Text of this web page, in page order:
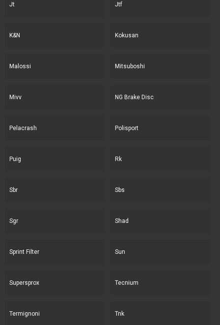
Jt Jtf
K&N Kokusan
Malossi Mitsuboshi
Mivv NG Brake Disc
Pelacrash Polisport
Puig Rk
Sbr Sbs
Sgr Shad
Sprint Filter Sun
Supersprox Tecnium
Termignoni Tnk